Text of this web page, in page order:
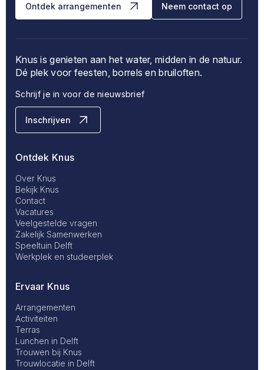
Ontdek arrangementen Neem contact op
Knus is genieten aan het water, midden in de natuur.
Dé plek voor feesten, borrels en bruiloften.
Schrijf je in voor de nieuwsbrief
Inschrijven
Ontdek Knus
Footer
Primary
Over Knus
Bekijk Knus
Contact
Vacatures
Veelgestelde vragen
Zakelijk Samenwerken
Speeltuin Delft
Werkplek en studeerplek
Ervaar Knus
Footer
Secondary
Arrangementen
Activiteiten
Terras
Lunchen in Delft
Trouwen bij Knus
Trouwlocatie in Delft